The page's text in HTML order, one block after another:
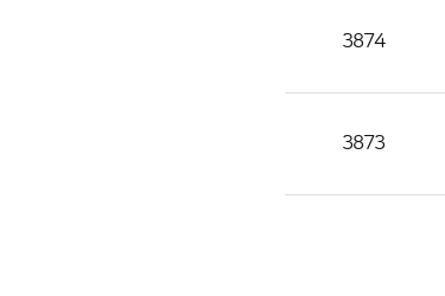
3874
3873